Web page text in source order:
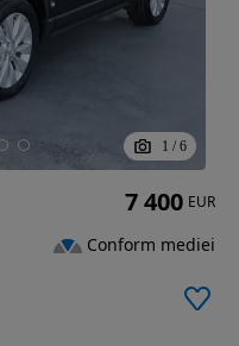
1 / 6
7 400 EUR
Conform mediei